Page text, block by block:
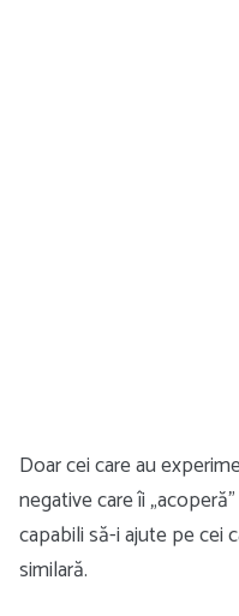
Doar cei care au
negative care îi
capabili să-i ajute pe cei
similară.